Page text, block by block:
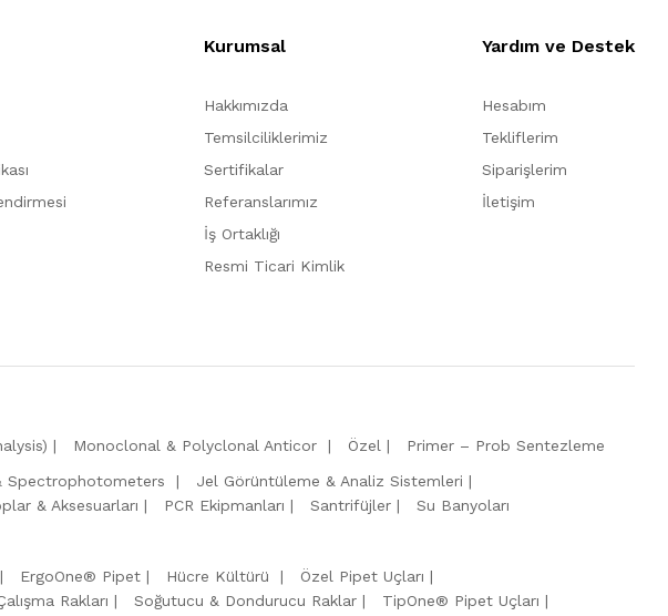
Kurumsal
Hakkımızda
Temsilciliklerimiz
Sertifikalar
Referanslarımız
İş Ortaklığı
Resmi Ticari Kimlik
Yardım ve Destek
Hesabım
Tekliflerim
Siparişlerim
İletişim
Monoclonal & Polyclonal Anticor Özel
Primer – Prob Sentezleme
Spectrophotometers
Jel Görüntüleme & Analiz Sistemleri
& Aksesuarları PCR Ekipmanları Santrifüjler
Su Banyoları
ErgoOne® Pipet Hücre Kültürü
Özel Pipet Uçları
Rakları Soğutucu & Dondurucu Raklar
TipOne® Pipet Uçları